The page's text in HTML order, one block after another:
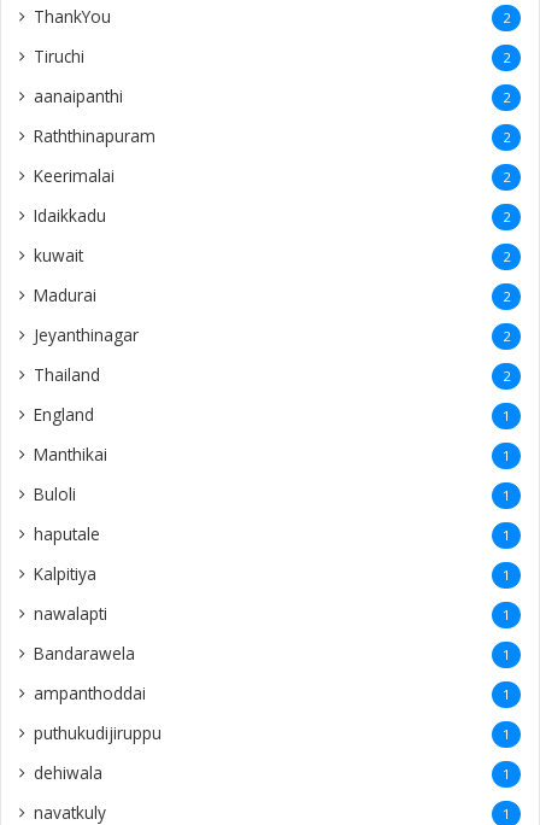
ThankYou 2
Tiruchi 2
aanaipanthi 2
Raththinapuram 2
Keerimalai 2
Idaikkadu 2
kuwait 2
Madurai 2
Jeyanthinagar 2
Thailand 2
England 1
Manthikai 1
Buloli 1
haputale 1
Kalpitiya 1
nawalapti 1
Bandarawela 1
ampanthoddai 1
puthukudijiruppu 1
dehiwala 1
navatkuly 1